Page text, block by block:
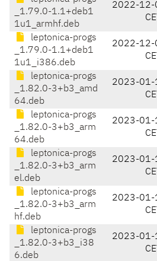
_1.79.0-1.1+deb1
1u1_armhf.deb
2022-12-
CET
leptonica-progs
_1.79.0-1.1+deb1
1u1_i386.deb
2022-12-
CET
leptonica-progs
_1.82.0-3+b3_amd
64.deb
2023-01-
CET
leptonica-progs
_1.82.0-3+b3_arm
64.deb
2023-01-
CET
leptonica-progs
_1.82.0-3+b3_arm
el.deb
2023-01-
CET
leptonica-progs
_1.82.0-3+b3_arm
hf.deb
2023-01-
CET
leptonica-progs
_1.82.0-3+b3_i38
6.deb
2023-01-
CET